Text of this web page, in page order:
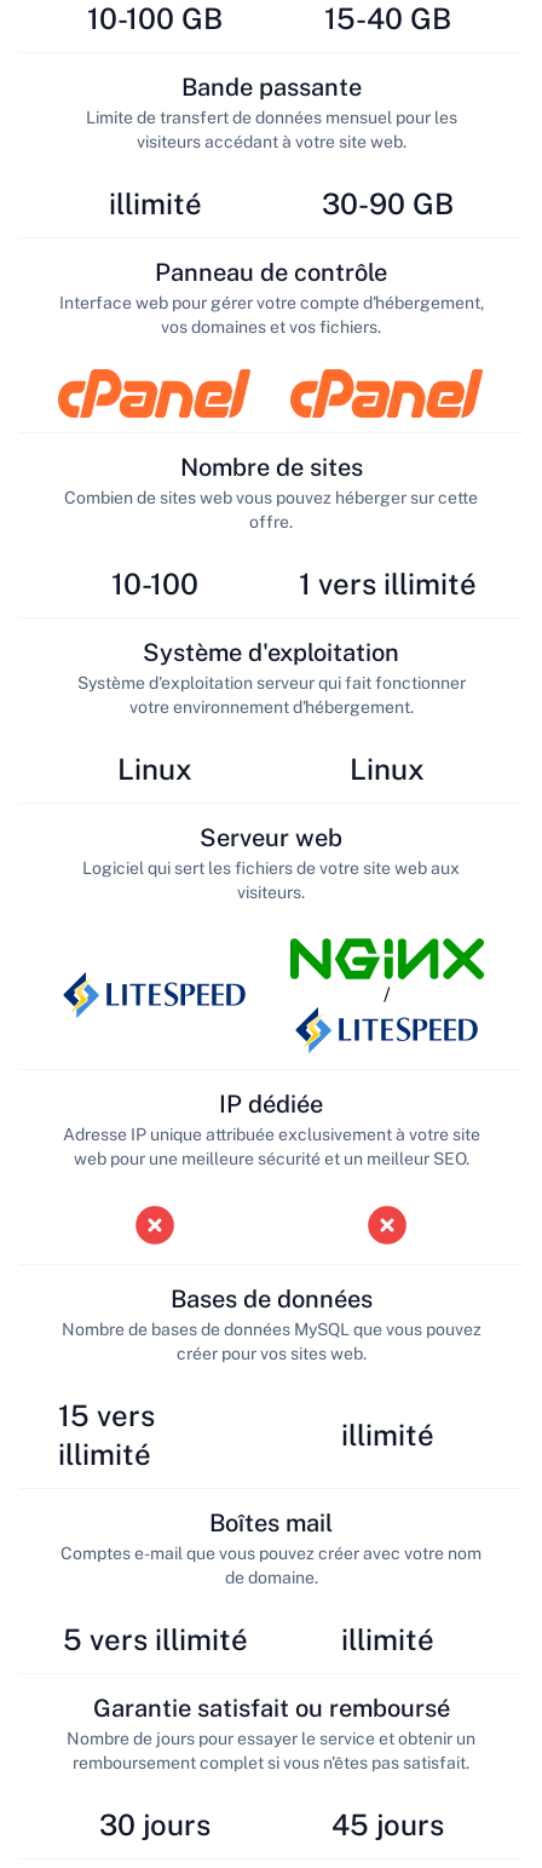
10-100 GB 15-40 GB
illimité
Bande passante
Limite de transfert de données mensuel pour les
visiteurs accédant à votre site web.
30-90 GB
Panneau de contrôle
Interface web pour gérer votre compte d'hébergement,
vos domaines et vos fichiers.
10-100
Nombre de sites
Combien de sites web vous pouvez héberger sur cette
offre.
1 vers illimité
Linux
Système d'exploitation
Système d'exploitation serveur qui fait fonctionner
votre environnement d'hébergement.
Linux
Serveur web
Logiciel qui sert les fichiers de votre site web aux
visiteurs.
/
IP dédiée
Adresse IP unique attribuée exclusivement à votre site
web pour une meilleure sécurité et un meilleur SEO.
15 vers
illimité
Bases de données
Nombre de bases de données MySQL que vous pouvez
créer pour vos sites web.
illimité
5 vers illimité
Boîtes mail
Comptes e-mail que vous pouvez créer avec votre nom
de domaine.
illimité
30 jours
Garantie satisfait ou remboursé
Nombre de jours pour essayer le service et obtenir un
remboursement complet si vous n'êtes pas satisfait.
45 jours